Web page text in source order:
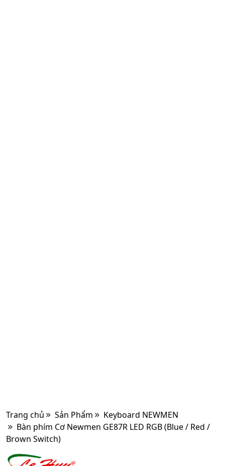
Trang chủ Sản Phẩm
Keyboard NEWMEN
Bàn phím Cơ Newmen GE87R LED RGB (Blue / Red /
Brown Switch)